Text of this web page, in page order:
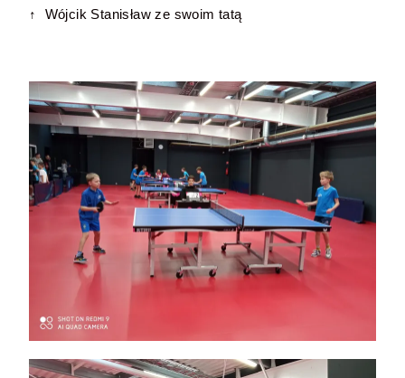
↑ Wójcik Stanisław ze swoim tatą